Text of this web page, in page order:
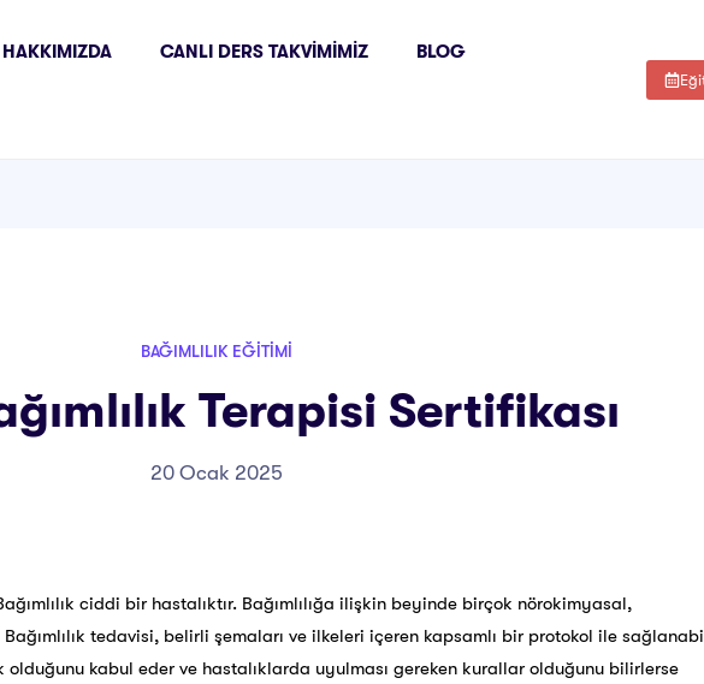
HAKKIMIZDA CANLI DERS TAKVIMIMIZ BLOG
BAĞIMLILIK EĞITIMI
Terapisi Sertifikası
20 Ocak 2025
ciddi bir hastalıktır. Bağımlılığa ilişkin beyinde birçok nörokimyasal,
tedavisi, belirli şemaları ve ilkeleri içeren kapsamlı bir protokol ile
olduğunu kabul eder ve hastalıklarda uyulması gereken kurallar olduğunu bilirlerse